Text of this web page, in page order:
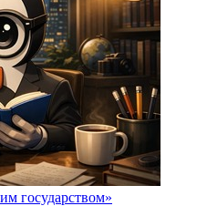
государством»